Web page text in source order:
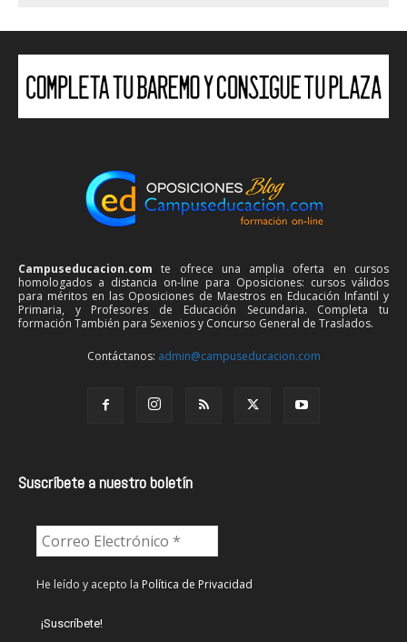
Campuseducacion.com te ofrece una amplia oferta en cursos
homologados a distancia on-line para Oposiciones: cursos válidos
para méritos en las Oposiciones de Maestros en Educación Infantil y
Primaria, y Profesores de Educación Secundaria. Completa tu
formación También para Sexenios y Concurso General de Traslados.
Contáctanos: admin@campuseducacion.com
Suscríbete a nuestro boletín
He leído y acepto la Política de Privacidad